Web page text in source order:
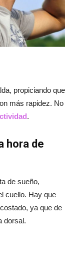
propiciando que
más rapidez. No
.
hora de
de sueño,
cuello. Hay que
ya que de
dorsal.